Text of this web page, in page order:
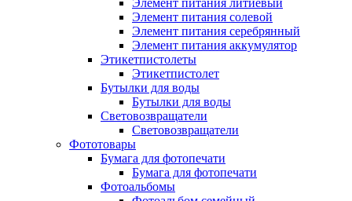
Элемент питания литиевый
Элемент питания солевой
Элемент питания серебрянный
Элемент питания аккумулятор
Этикетпистолеты
Этикетпистолет
Бутылки для воды
Бутылки для воды
Световозвращатели
Световозвращатели
Фототовары
Бумага для фотопечати
Бумага для фотопечати
Фотоальбомы